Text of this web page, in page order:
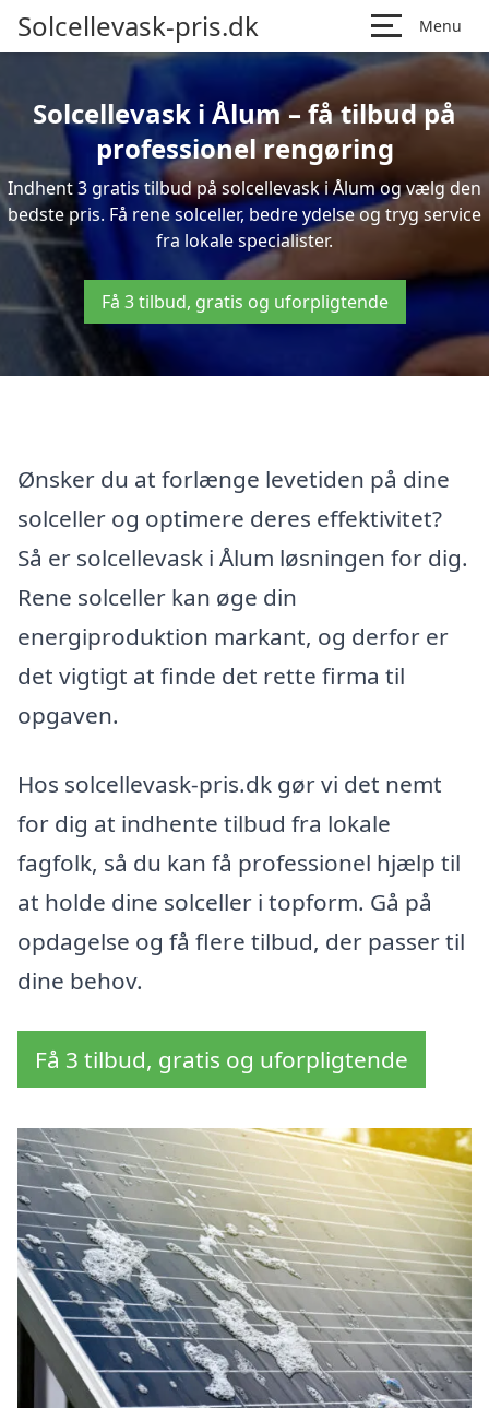
Solcellevask-pris.dk Menu
Solcellevask i Ålum – få tilbud på
professionel rengøring
Indhent 3 gratis tilbud på solcellevask i Ålum og vælg den
bedste pris. Få rene solceller, bedre ydelse og tryg service
fra lokale specialister.
Få 3 tilbud, gratis og uforpligtende
Ønsker du at forlænge levetiden på dine
solceller og optimere deres effektivitet?
Så er solcellevask i Ålum løsningen for dig.
Rene solceller kan øge din
energiproduktion markant, og derfor er
det vigtigt at finde det rette firma til
opgaven.
Hos solcellevask-pris.dk gør vi det nemt
for dig at indhente tilbud fra lokale
fagfolk, så du kan få professionel hjælp til
at holde dine solceller i topform. Gå på
opdagelse og få flere tilbud, der passer til
dine behov.
Få 3 tilbud, gratis og uforpligtende